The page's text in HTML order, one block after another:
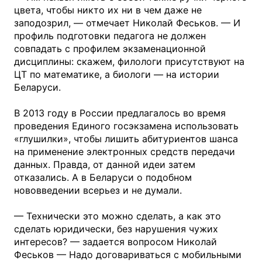
цвета, чтобы никто их ни в чем даже не
заподозрил, — отмечает Николай Феськов. — И
профиль подготовки педагога не должен
совпадать с профилем экзаменационной
дисциплины: скажем, филологи присутствуют на
ЦТ по математике, а биологи — на истории
Беларуси.
В 2013 году в России предлагалось во время
проведения Единого госэкзамена использовать
«глушилки», чтобы лишить абитуриентов шанса
на применение электронных средств передачи
данных. Правда, от данной идеи затем
отказались. А в Беларуси о подобном
нововведении всерьез и не думали.
— Технически это можно сделать, а как это
сделать юридически, без нарушения чужих
интересов? — задается вопросом Николай
Феськов — Надо договариваться с мобильными